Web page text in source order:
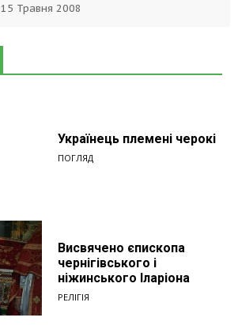
15 Травня 2008
Українець племені черокі
ПОГЛЯД
Висвячено єпископа
чернігівського і
ніжинського Іларіона
РЕЛІГІЯ